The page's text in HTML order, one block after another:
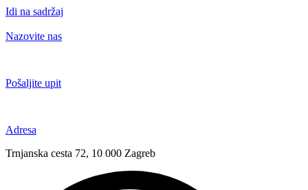
Idi na sadržaj
Nazovite nas
Pošaljite upit
Adresa
Trnjanska cesta 72, 10 000 Zagreb